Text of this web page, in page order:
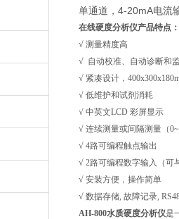
单通道，4-20mA电流
在线硬度分析仪产品特点：
√ 测量精度高
√ 自动校准、自动诊断和
√ 紧凑设计，
√ 低维护和试剂消耗
√ 中英文LCD 彩屏显示
√ 连续测量或间隔测量（
√ 4路可编程触点输出
√ 2路可编程数字输入（可
√ 安装方便，操作简单
√ 数据存储, 故障记录,
AH-800水质硬度分析仪是